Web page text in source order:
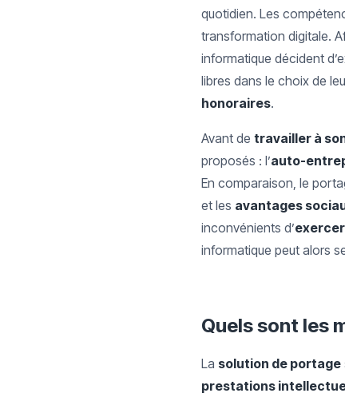
quotidien. Les
transformation digitale.
informatique décident
libres dans le choix de
honoraires.
Avant de travailler à
proposés : l’auto-
En comparaison, le
et les avantages
inconvénients d’
informatique peut alors
Quels sont les
La solution de portage
prestations